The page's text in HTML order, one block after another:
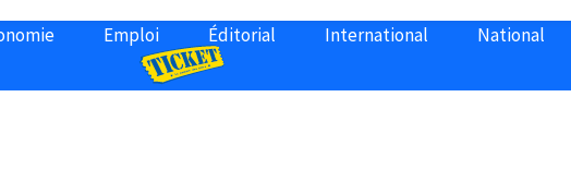
Emploi Éditorial International National